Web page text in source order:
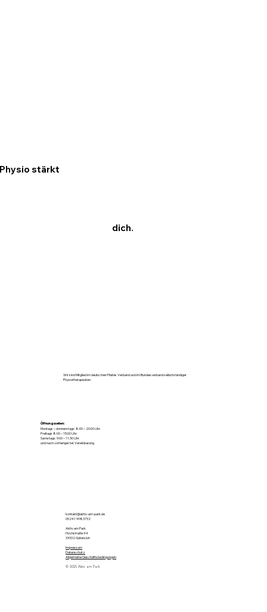
dich.
stärkt
Öffnungszeiten:
Montags – donnerstags: 8:00 – 20:00 Uhr
Freitags 8:00 – 15:00 Uhr
Samstags: 9:00 – 11:30 Uhr
und nach vorheriger tel. Vereinbarung
kontakt@aktiv-am-park.de
05241 9983732
Aktiv am Park
Hochstraße 44
33332 Gütersloh
Impressum
Datenschutz
Allgemeine Geschäftsbedingungen
© 2025 Aktiv am Park
Wir sind Mitglied im deutschen Pilates Verband und im Bundesverband selbstständiger
Physiotherapeuten.